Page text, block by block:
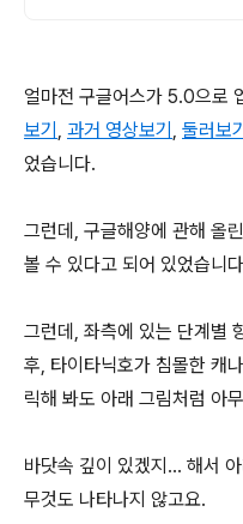
얼마전 구글어스가 5.0으로
보기, 과거 영상보기, 둘러보
었습니다.
그런데, 구글해양에 관해 올
볼 수 있다고 되어 있었습니
그런데, 좌측에 있는 단계별
후, 타이타닉호가 침몰한 캐
릭해 봐도 아래 그림처럼 아
바닷속 깊이 있겠지... 해서
무것도 나타나지 않고요.